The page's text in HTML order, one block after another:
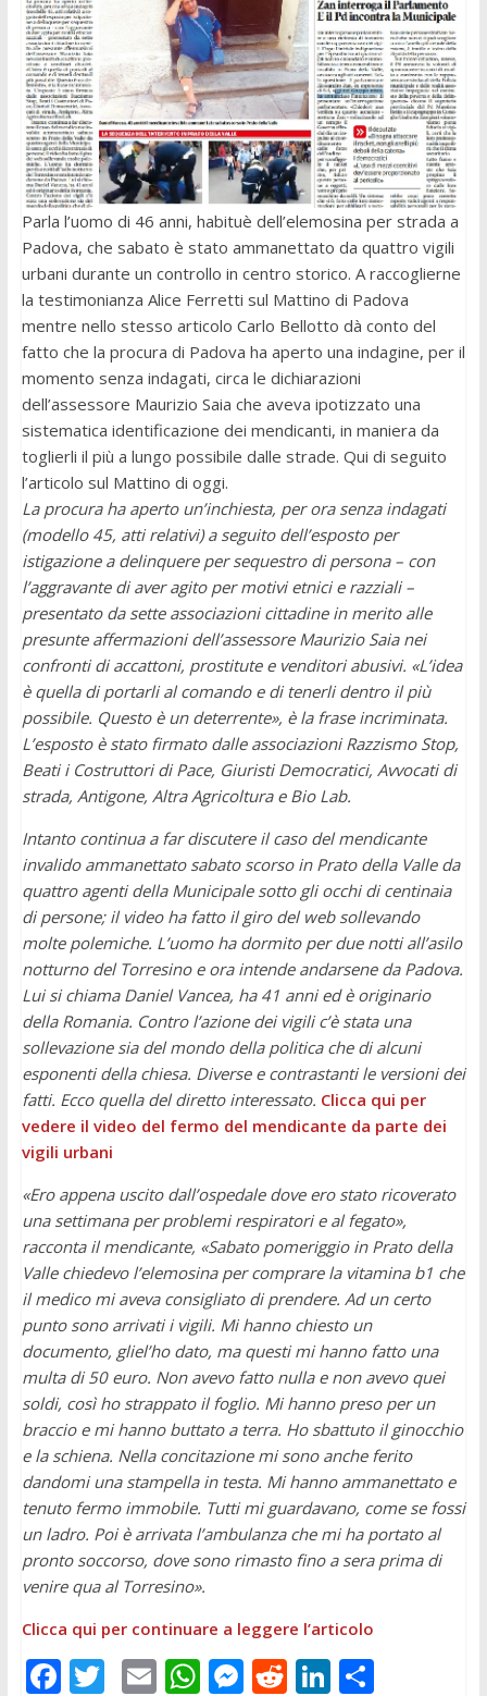
Parla l’uomo di 46 anni, habituè dell’elemosina per strada a
Padova, che sabato è stato ammanettato da quattro vigili
urbani durante un controllo in centro storico. A raccoglierne
la testimonianza Alice Ferretti sul Mattino di Padova
mentre nello stesso articolo Carlo Bellotto dà conto del
fatto che la procura di Padova ha aperto una indagine, per il
momento senza indagati, circa le dichiarazioni
dell’assessore Maurizio Saia che aveva ipotizzato una
sistematica identificazione dei mendicanti, in maniera da
toglierli il più a lungo possibile dalle strade. Qui di seguito
l’articolo sul Mattino di oggi.
La procura ha aperto un’inchiesta, per ora senza indagati
(modello 45, atti relativi) a seguito dell’esposto per
istigazione a delinquere per sequestro di persona – con
l’aggravante di aver agito per motivi etnici e razziali –
presentato da sette associazioni cittadine in merito alle
presunte affermazioni dell’assessore Maurizio Saia nei
confronti di accattoni, prostitute e venditori abusivi. «L’idea
è quella di portarli al comando e di tenerli dentro il più
possibile. Questo è un deterrente», è la frase incriminata.
L’esposto è stato firmato dalle associazioni Razzismo Stop,
Beati i Costruttori di Pace, Giuristi Democratici, Avvocati di
strada, Antigone, Altra Agricoltura e Bio Lab.
Intanto continua a far discutere il caso del mendicante
invalido ammanettato sabato scorso in Prato della Valle da
quattro agenti della Municipale sotto gli occhi di centinaia
di persone; il video ha fatto il giro del web sollevando
molte polemiche. L’uomo ha dormito per due notti all’asilo
notturno del Torresino e ora intende andarsene da Padova.
Lui si chiama Daniel Vancea, ha 41 anni ed è originario
della Romania. Contro l’azione dei vigili c’è stata una
sollevazione sia del mondo della politica che di alcuni
esponenti della chiesa. Diverse e contrastanti le versioni dei
fatti. Ecco quella del diretto interessato. Clicca qui per
vedere il video del fermo del mendicante da parte dei
vigili urbani
«Ero appena uscito dall’ospedale dove ero stato ricoverato
una settimana per problemi respiratori e al fegato»,
racconta il mendicante, «Sabato pomeriggio in Prato della
Valle chiedevo l’elemosina per comprare la vitamina b1 che
il medico mi aveva consigliato di prendere. Ad un certo
punto sono arrivati i vigili. Mi hanno chiesto un
documento, gliel’ho dato, ma questi mi hanno fatto una
multa di 50 euro. Non avevo fatto nulla e non avevo quei
soldi, così ho strappato il foglio. Mi hanno preso per un
braccio e mi hanno buttato a terra. Ho sbattuto il ginocchio
e la schiena. Nella concitazione mi sono anche ferito
dandomi una stampella in testa. Mi hanno ammanettato e
tenuto fermo immobile. Tutti mi guardavano, come se fossi
un ladro. Poi è arrivata l’ambulanza che mi ha portato al
pronto soccorso, dove sono rimasto fino a sera prima di
venire qua al Torresino».
Clicca qui per continuare a leggere l’articolo
F T E W M R Li C